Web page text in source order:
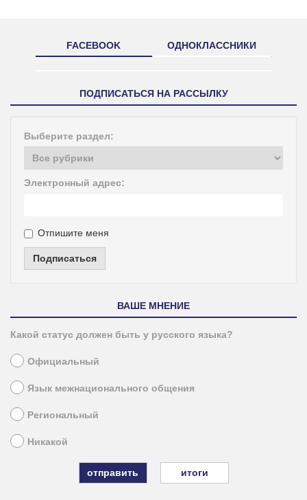
FACEBOOK ОДНОКЛАССНИКИ
ПОДПИСАТЬСЯ НА РАССЫЛКУ
Выберите раздел:
Электронный адрес:
Отпишите меня
Подписаться
ВАШЕ МНЕНИЕ
Какой статус должен быть у русского языка?
Официальный
Язык межнационального общения
Региональный
Никакой
итоги